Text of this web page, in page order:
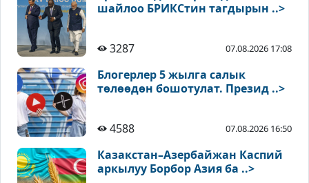
шайлоо БРИКСтин тагдырын ..>
3287 07.08.2026 17:08
Блогерлер 5 жылга салык
төлөөдөн бошотулат. Презид ..>
4588 07.08.2026 16:50
Казакстан–Азербайжан Каспий
аркылуу Борбор Азия ба ..>